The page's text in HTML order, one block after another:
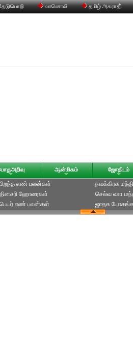
வானொலி தமிழ் அகராதி்
ஆன்மிகம் ஜோதிடம்
பிறந்த எண் பலன்கள்
தினசரி ஹோரைகள்
பெயர் எண் பலன்கள்
நவக்கிரக
செல்வ வள
ஜாதக